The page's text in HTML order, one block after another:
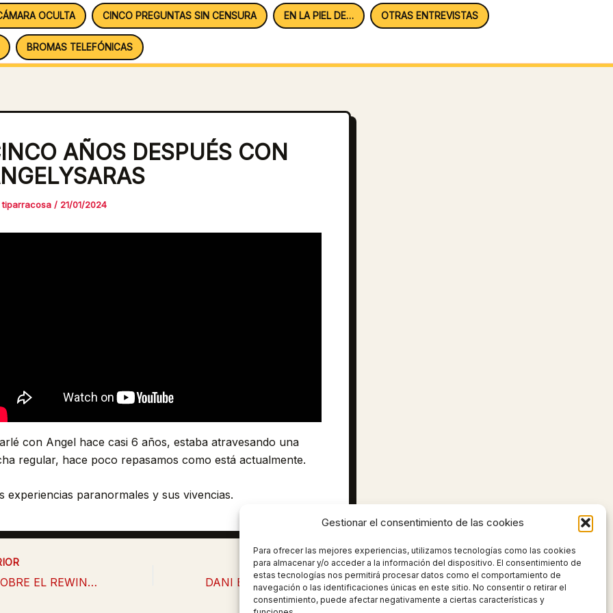
Gestionar el consentimiento de las cookies
Para ofrecer las mejores experiencias, utilizamos tecnologías como las cookies
para almacenar y/o acceder a la información del dispositivo. El consentimiento de
estas tecnologías nos permitirá procesar datos como el comportamiento de
navegación o las identificaciones únicas en este sitio. No consentir o retirar el
consentimiento, puede afectar negativamente a ciertas características y
OCULTA CINCO PREGUNTAS SIN CENSURA EN LA PIEL DE… OTRAS ENTREVISTAS
BROMAS TELEFÓNICAS
AÑOS DESPUÉS CON
tiparracosa / 21/01/2024
con Angel hace casi 6 años, estaba atravesando una
regular, hace poco repasamos como está actualmente.
experiencias paranormales y sus vivencias.
TODO SOBRE EL REWIND HISPANO 2023 (Alec Hernández) Secretos y polémicas
SIGUIENTE
DANI EL ROJO GANSTER DE BARCELONA (cinco años después)